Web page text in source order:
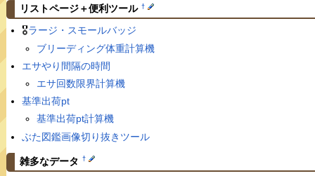
リストページ＋便利ツール †
🎖ラージ・スモールバッジ
ブリーディング体重計算機
エサやり間隔の時間
エサ回数限界計算機
基準出荷pt
基準出荷pt計算機
ぶた図鑑画像切り抜きツール
雑多なデータ †